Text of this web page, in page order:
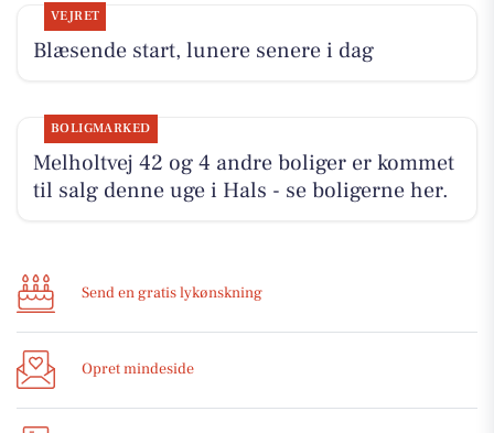
VEJRET
Blæsende start, lunere senere i dag
BOLIGMARKED
Melholtvej 42 og 4 andre boliger er kommet
til salg denne uge i Hals - se boligerne her.
Send en gratis lykønskning
Opret mindeside